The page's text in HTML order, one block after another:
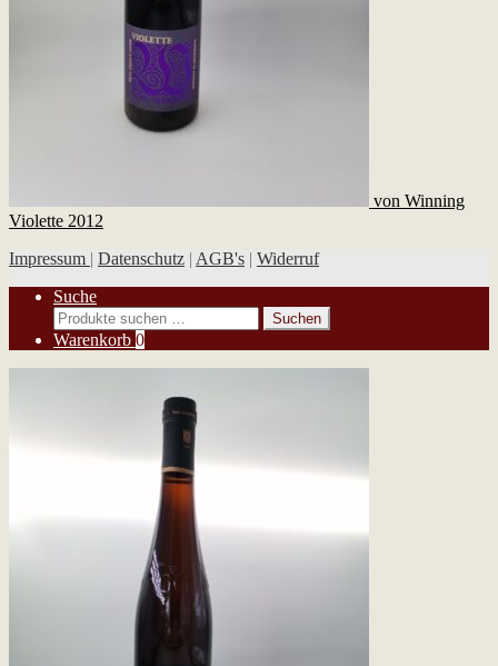
von Winning
Violette 2012
Impressum | Datenschutz | AGB's | Widerruf
Suche
Suchen
nach:
Suchen
Warenkorb 0